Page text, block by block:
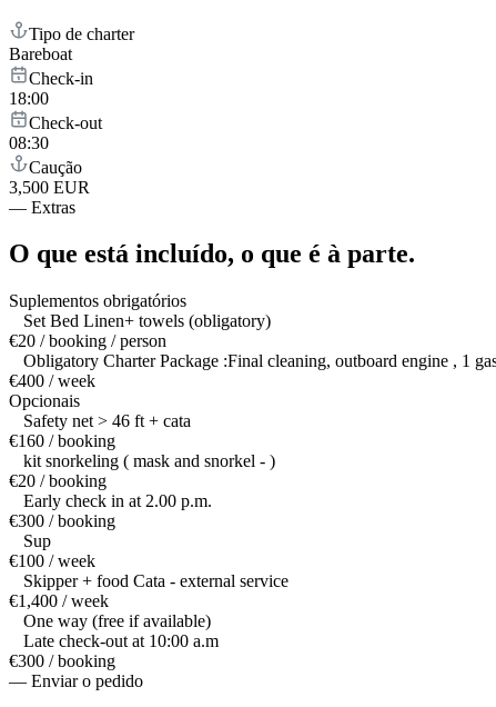
Tipo de charter
Bareboat
Check-in
18:00
Check-out
08:30
Caução
3,500 EUR
— Extras
O que está incluído, o que é à parte.
Suplementos obrigatórios
Set Bed Linen+ towels (obligatory)
€20 / booking / person
Obligatory Charter Package :Final cleaning, outboard engine , 1
€400 / week
Opcionais
Safety net > 46 ft + cata
€160 / booking
kit snorkeling ( mask and snorkel - )
€20 / booking
Early check in at 2.00 p.m.
€300 / booking
Sup
€100 / week
Skipper + food Cata - external service
€1,400 / week
One way (free if available)
Late check-out at 10:00 a.m
€300 / booking
— Enviar o pedido